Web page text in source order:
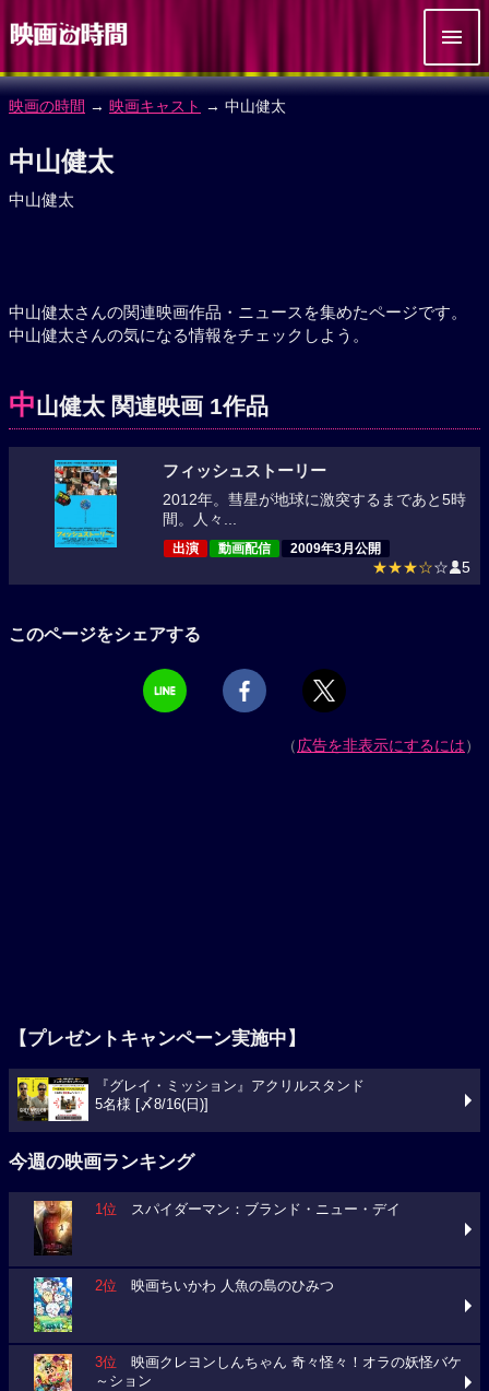
映画の時間 → 映画キャスト → 中山健太
中山健太
中山健太
中山健太さんの関連映画作品・ニュースを集めたページです。
中山健太さんの気になる情報をチェックしよう。
中山健太 関連映画 1作品
フィッシュストーリー
2012年。彗星が地球に激突するまであと5時
間。人々...
出演 動画配信 2009年3月公開
★★★☆☆ 5
このページをシェアする
（広告を非表示にするには）
【プレゼントキャンペーン実施中】
『グレイ・ミッション』アクリルスタンド
5名様 [〆8/16(日)]
今週の映画ランキング
1位 スパイダーマン：ブランド・ニュー・デイ
2位 映画ちいかわ 人魚の島のひみつ
3位 映画クレヨンしんちゃん 奇々怪々！オラの妖怪バケ
～ション